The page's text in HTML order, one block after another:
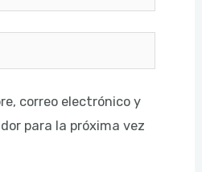
correo electrónico y
para la próxima vez